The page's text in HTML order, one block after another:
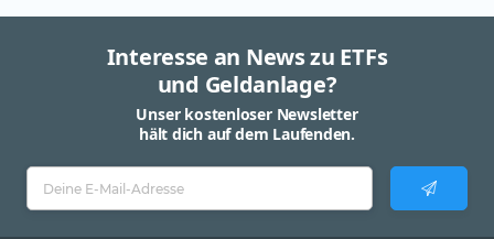
Interesse an News zu ETFs
und Geldanlage?
Unser kostenloser Newsletter
hält dich auf dem Laufenden.